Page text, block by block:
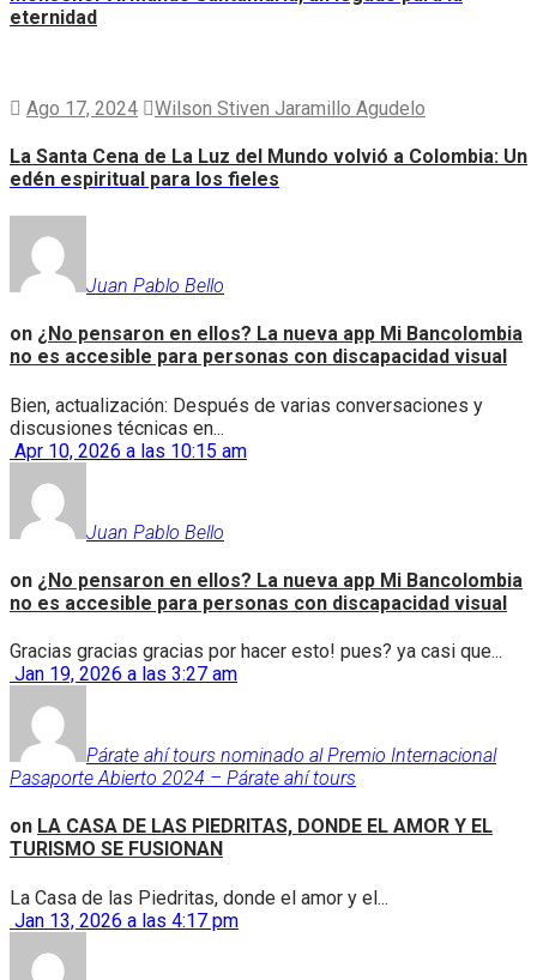
eternidad
Ago 17, 2024 Wilson Stiven Jaramillo Agudelo
La Santa Cena de La Luz del Mundo volvió a Colombia: Un
edén espiritual para los fieles
Juan Pablo Bello
on ¿No pensaron en ellos? La nueva app Mi Bancolombia
no es accesible para personas con discapacidad visual
Bien, actualización: Después de varias conversaciones y
discusiones técnicas en...
Apr 10, 2026 a las 10:15 am
Juan Pablo Bello
on ¿No pensaron en ellos? La nueva app Mi Bancolombia
no es accesible para personas con discapacidad visual
Gracias gracias gracias por hacer esto! pues? ya casi que...
Jan 19, 2026 a las 3:27 am
Párate ahí tours nominado al Premio Internacional
Pasaporte Abierto 2024 – Párate ahí tours
on LA CASA DE LAS PIEDRITAS, DONDE EL AMOR Y EL
TURISMO SE FUSIONAN
La Casa de las Piedritas, donde el amor y el...
Jan 13, 2026 a las 4:17 pm